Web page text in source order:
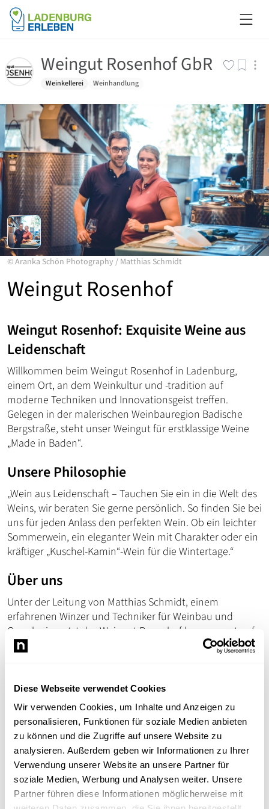
Diese Webseite verwendet Cookies
Wir verwenden Cookies, um Inhalte und Anzeigen zu
personalisieren, Funktionen für soziale Medien anbieten
zu können und die Zugriffe auf unsere Website zu
analysieren. Außerdem geben wir Informationen zu Ihrer
Verwendung unserer Website an unsere Partner für
soziale Medien, Werbung und Analysen weiter. Unsere
Partner führen diese Informationen möglicherweise mit
Weingut Rosenhof GbR
Weinkellerei Weinhandlung
©Aranka Schön Photography / Matthias Schmidt
Weingut Rosenhof
Weingut Rosenhof: Exquisite Weine aus
Leidenschaft
Willkommen beim Weingut Rosenhof in Ladenburg,
einem Ort, an dem Weinkultur und -tradition auf
moderne Techniken und Innovationsgeist treffen.
Gelegen in der malerischen Weinbauregion Badische
Bergstraße, steht unser Weingut für erstklassige Weine
„Made in Baden“.
Unsere Philosophie
„Wein aus Leidenschaft – Tauchen Sie ein in die Welt des
Weins, wir beraten Sie gerne persönlich. So finden Sie bei
uns für jeden Anlass den perfekten Wein. Ob ein leichter
Sommerwein, ein eleganter Wein mit Charakter oder ein
kräftiger „Kuschel-Kamin“-Wein für die Wintertage.“
Über uns
Unter der Leitung von Matthias Schmidt, einem
erfahrenen Winzer und Techniker für Weinbau und
Oenologie, setzt das Weingut Rosenhof konsequent auf
Qualität statt Quantität. Die Arbeit beginnt in den
selektive Lese reifer und gesunder Trauben bis hin zum
schonenden Ausbau im Keller. Diese Hingabe und
Expertise spiegelt sich in jedem unserer Weine wider.
Ruhm und Anerkennung
Matthias Schmidts Leidenschaft und harte Arbeit blieben
nicht unbemerkt. Im Jahr 2015 wurde er von der
renommierten FachzeitschriftSelectionzum besten